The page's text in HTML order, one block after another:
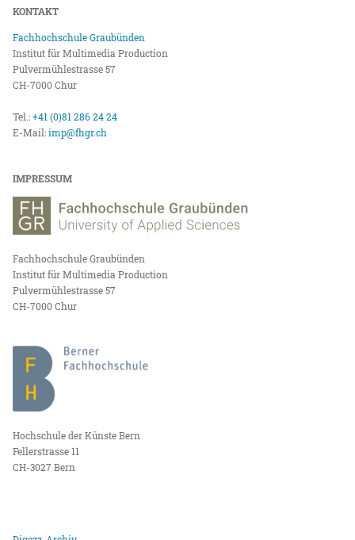
KONTAKT
Fachhochschule Graubünden
Institut für Multimedia Production
Pulvermühlestrasse 57
CH-7000 Chur
Tel.:+41 (0)81 286 24 24
E-Mail:imp@fhgr.ch
IMPRESSUM
Fachhochschule Graubünden
Institut für Multimedia Production
Pulvermühlestrasse 57
CH-7000 Chur
Hochschule der Künste Bern
Fellerstrasse 11
CH-3027 Bern